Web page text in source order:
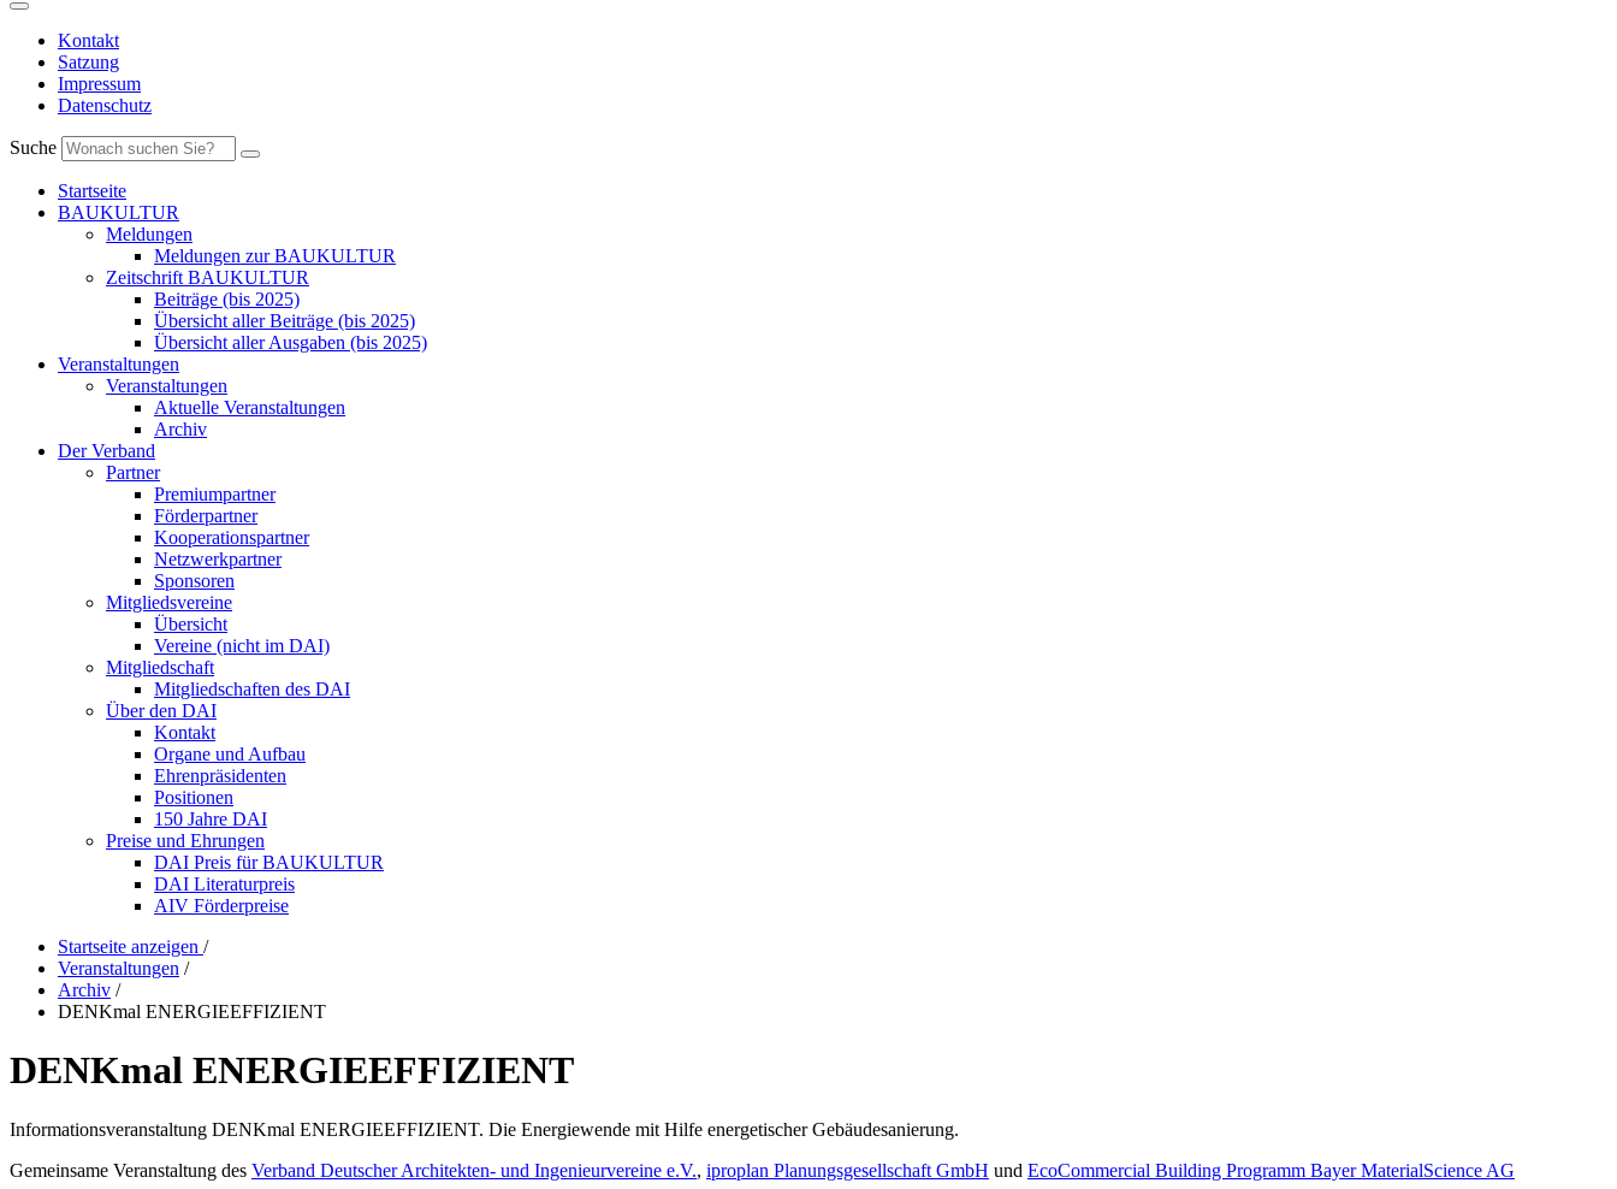
Kontakt
Satzung
Impressum
Datenschutz
Suche
Startseite
BAUKULTUR
Meldungen
Meldungen zur BAUKULTUR
Zeitschrift BAUKULTUR
Beiträge (bis 2025)
Übersicht aller Beiträge (bis 2025)
Übersicht aller Ausgaben (bis 2025)
Veranstaltungen
Veranstaltungen
Aktuelle Veranstaltungen
Archiv
Der Verband
Partner
Premiumpartner
Förderpartner
Kooperationspartner
Netzwerkpartner
Sponsoren
Mitgliedsvereine
Übersicht
Vereine (nicht im DAI)
Mitgliedschaft
Mitgliedschaften des DAI
Über den DAI
Kontakt
Organe und Aufbau
Ehrenpräsidenten
Positionen
150 Jahre DAI
Preise und Ehrungen
DAI Preis für BAUKULTUR
DAI Literaturpreis
AIV Förderpreise
Startseite anzeigen /
Veranstaltungen /
Archiv /
DENKmal ENERGIEEFFIZIENT
DENKmal ENERGIEEFFIZIENT
Informationsveranstaltung DENKmal ENERGIEEFFIZIENT. Die Energiewende mit Hilfe energetischer Gebäudesanierung.
Gemeinsame Veranstaltung des Verband Deutscher Architekten- und Ingenieurvereine e.V., iproplan Planungsgesellschaft GmbH und EcoCommercial Building Programm Bayer MaterialScience AG